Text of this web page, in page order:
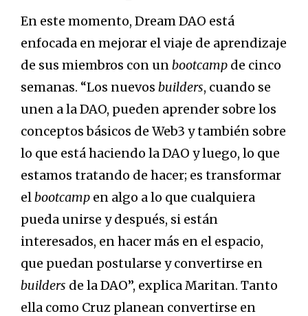
En este momento, Dream DAO está
enfocada en mejorar el viaje de aprendizaje
de sus miembros con unbootcamp de cinco
semanas. “Los nuevos builders, cuando se
unen a la DAO, pueden aprender sobre los
conceptos básicos de Web3 y también sobre
lo que está haciendo la DAO y luego, lo que
estamos tratando de hacer; es transformar
elbootcamp en algo a lo que cualquiera
pueda unirse y después, si están
interesados, en hacer más en el espacio,
que puedan postularse y convertirse en
builders de la DAO”, explica Maritan. Tanto
ella como Cruz planean convertirse en